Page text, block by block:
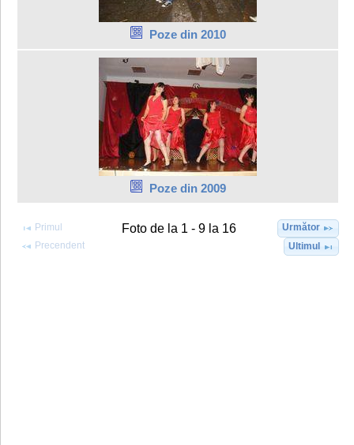
Poze din 2010
Poze din 2009
Primul
Precendent
Foto de la 1 - 9 la 16
Următor
Ultimul